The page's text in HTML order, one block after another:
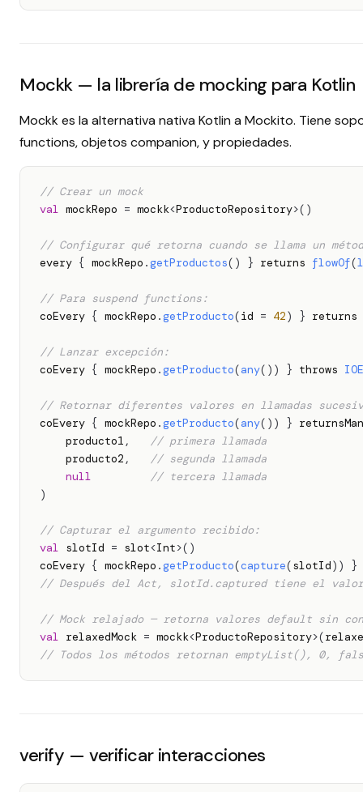
Mockk — la librería de mocking para Kotlin
Mockk es la alternativa nativa Kotlin a Mockito. Tiene
functions, objetos companion, y propiedades.
// Crear un mock
val mockRepo = mockk<ProductoRepository>( )
// Configurar qué retorna cuando se llama un
every { mockRepo .getProductos( ) } returns flowOf(
// Para suspend functions:
coEvery { mockRepo .getProducto(id = 42) } returns
// Lanzar excepción:
coEvery { mockRepo .getProducto(any( ) ) } throws
// Retornar diferentes valores en llamadas
coEvery { mockRepo .getProducto(any( ) ) }
    producto1
,
// primera llamada
    producto2
,
// segunda llamada
null
// tercera llamada
)
// Capturar el argumento recibido:
val slotId = slot<Int>( )
coEvery { mockRepo .getProducto(capture(slotId) )
}
// Después del Act, slotId.captured tiene el valor
// Mock relajado — retorna valores default sin
val relaxedMock = mockk<ProductoRepository>(
// Todos los métodos retornan emptyList(), 0,
verify — verificar interacciones